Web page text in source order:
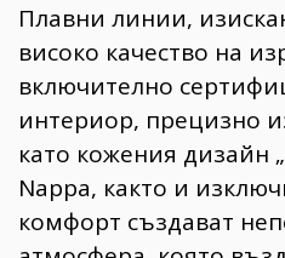
Плавни линии,
високо качество на
включително
интериор, прецизно
като кожения дизайн
Nappa, както и
комфорт създават